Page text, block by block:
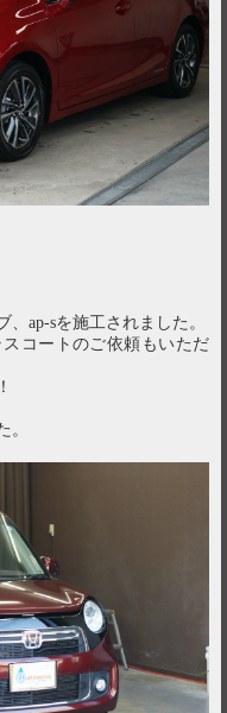
ap-sを施工されました。
コートのご依頼もいただ
。